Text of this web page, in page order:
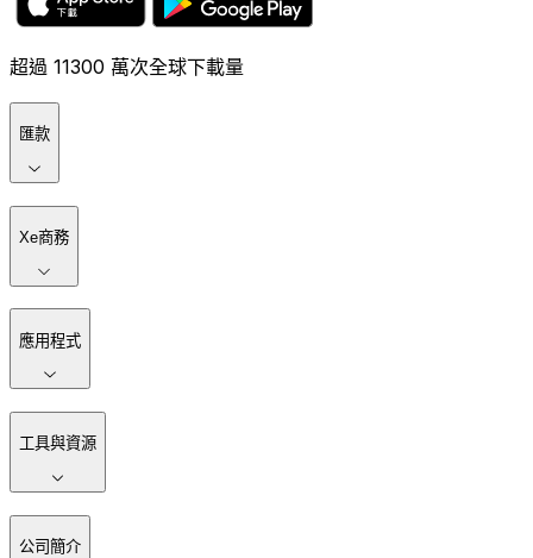
超過 11300 萬次全球下載量
匯款
Xe商務
應用程式
工具與資源
公司簡介